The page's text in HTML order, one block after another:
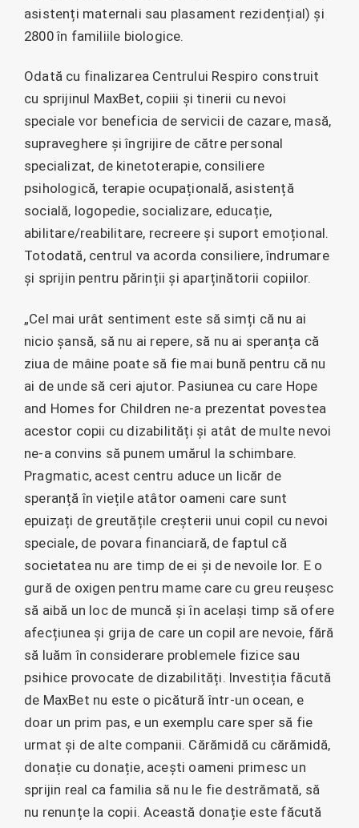
asistenți maternali sau plasament rezidențial) și
2800 în familiile biologice.
Odată cu finalizarea Centrului Respiro construit
cu sprijinul MaxBet, copiii și tinerii cu nevoi
speciale vor beneficia de servicii de cazare, masă,
supraveghere și îngrijire de către personal
specializat, de kinetoterapie, consiliere
psihologică, terapie ocupațională, asistență
socială, logopedie, socializare, educație,
abilitare/reabilitare, recreere și suport emoțional.
Totodată, centrul va acorda consiliere, îndrumare
și sprijin pentru părinții și aparținătorii copiilor.
„Cel mai urât sentiment este să simți că nu ai
nicio șansă, să nu ai repere, să nu ai speranța că
ziua de mâine poate să fie mai bună pentru că nu
ai de unde să ceri ajutor. Pasiunea cu care Hope
and Homes for Children ne-a prezentat povestea
acestor copii cu dizabilități și atât de multe nevoi
ne-a convins să punem umărul la schimbare.
Pragmatic, acest centru aduce un licăr de
speranță în viețile atâtor oameni care sunt
epuizați de greutățile creșterii unui copil cu nevoi
speciale, de povara financiară, de faptul că
societatea nu are timp de ei și de nevoile lor. E o
gură de oxigen pentru mame care cu greu reușesc
să aibă un loc de muncă și în același timp să ofere
afecțiunea și grija de care un copil are nevoie, fără
să luăm în considerare problemele fizice sau
psihice provocate de dizabilități. Investiția făcută
de MaxBet nu este o picătură într-un ocean, e
doar un prim pas, e un exemplu care sper să fie
urmat și de alte companii. Cărămidă cu cărămidă,
donație cu donație, acești oameni primesc un
sprijin real ca familia să nu le fie destrămată, să
nu renunțe la copii. Această donație este făcută